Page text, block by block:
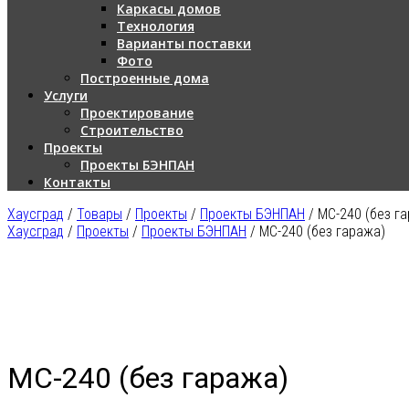
Каркасы домов
Технология
Варианты поставки
Фото
Построенные дома
Услуги
Проектирование
Строительство
Проекты
Проекты БЭНПАН
Контакты
Хаусград / Товары / Проекты / Проекты БЭНПАН / МС-240 (без
Хаусград / Проекты / Проекты БЭНПАН / МС-240 (без гаража)
МС-240 (без гаража)